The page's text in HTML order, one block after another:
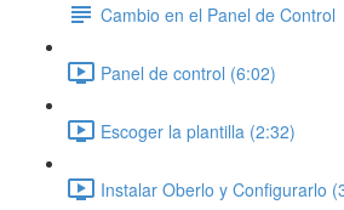
Cambio en el Panel de Control
Panel de control (6:02)
Escoger la plantilla (2:32)
Instalar Oberlo y Configurarlo